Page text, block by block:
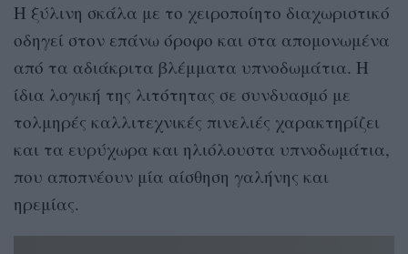
Η ξύλινη σκάλα με το χειροποίητο διαχωριστικό
οδηγεί στον επάνω όροφο και στα απομονωμένα
από τα αδιάκριτα βλέμματα υπνοδωμάτια. Η
ίδια λογική της λιτότητας σε συνδυασμό με
τολμηρές καλλιτεχνικές πινελιές χαρακτηρίζει
και τα ευρύχωρα και ηλιόλουστα υπνοδωμάτια,
που αποπνέουν μία αίσθηση γαλήνης και
ηρεμίας.